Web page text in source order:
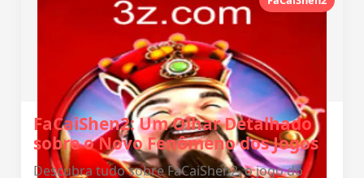
FaCaiShen2: Um Olhar Detalhado
sobre o Novo Fenômeno dos Jogos
Descubra tudo sobre FaCaiShen2, o jogo do